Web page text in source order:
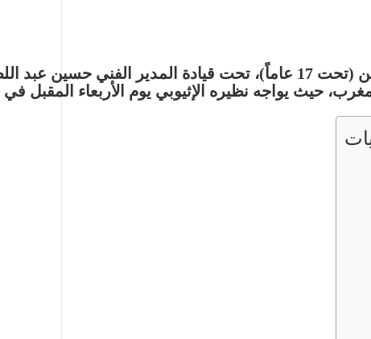
المدير الفني حسين عبد
حيث يواجه نظيره الإثيوبي يوم الأربعاء المقبل